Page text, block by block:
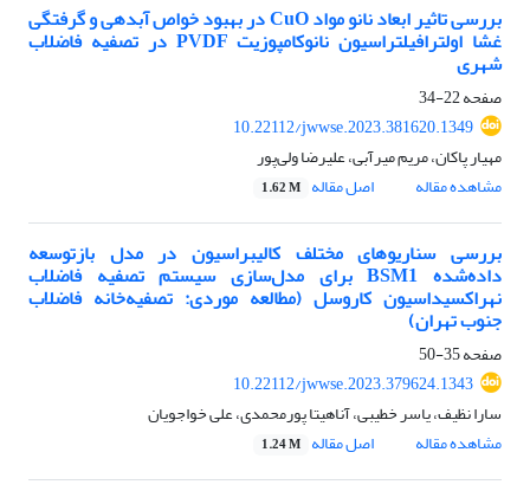
بررسی تاثیر ابعاد نانو مواد CuO در بهبود خواص آبدهی و گرفتگی
غشا اولترافیلتراسیون نانوکامپوزیت PVDF در تصفیه فاضلاب
شهری
صفحه22-34
10.22112/jwwse.2023.381620.1349
مهیار پاکان، مریم میرآبی، علیرضا ولی‌پور
مشاهده مقاله
اصل مقاله 1.62 M
بررسی سناریوهای مختلف کالیبراسیون در مدل بازتوسعه
داده‌شده BSM1 برای مدل‌سازی سیستم تصفیه فاضلاب
نهراکسیداسیون کاروسل (مطالعه موردی: تصفیه‌خانه فاضلاب
جنوب تهران)
صفحه35-50
10.22112/jwwse.2023.379624.1343
سارا نظیف، یاسر خطیبی، آناهیتا پورمحمدی، علی خواجویان
مشاهده مقاله
اصل مقاله 1.24 M